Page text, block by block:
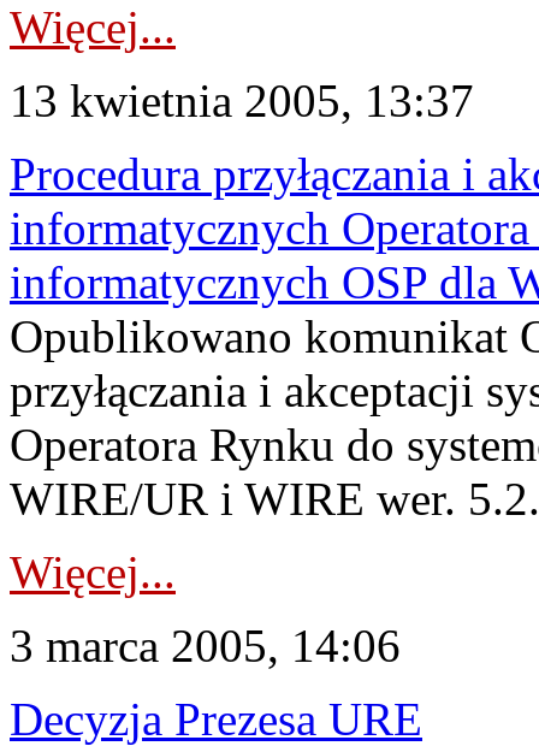
Więcej...
13 kwietnia 2005, 13:37
Procedura przyłączania i
informatycznych
informatycznych OSP dla
Opublikowano komunikat
przyłączania i akceptacji
Operatora Rynku do
WIRE/UR i WIRE wer.
Więcej...
3 marca 2005, 14:06
Decyzja Prezesa URE